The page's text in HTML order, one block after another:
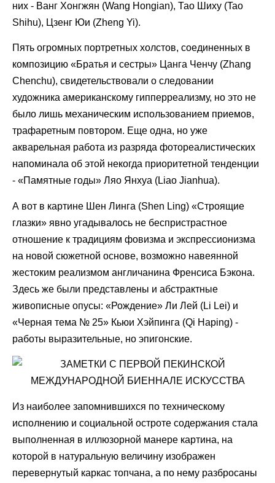
них - Ванг Хонгжян (Wang Hongian), Тао Шиху (Tao
Shihu), Цзенг Юи (Zheng Yi).
Пять огромных портретных холстов, соединенных в
композицию «Братья и сестры» Цанга Ченчу (Zhang
Chenchu), свидетельствовали о следовании
художника американскому гипперреализму, но это не
было лишь механическим использованием приемов,
трафаретным повтором. Еще одна, но уже
акварельная работа из разряда фотореалистических
напоминала об этой некогда приоритетной тенденции
- «Памятные годы» Ляо Янхуа (Liao Jianhua).
А вот в картине Шен Линга (Shen Ling) «Строящие
глазки» явно угадывалось не беспристрастное
отношение к традициям фовизма и экспрессионизма
на новой сюжетной основе, возможно навеянной
жестоким реализмом англичанина Френсиса Бэкона.
Здесь же были представлены и абстрактные
живописные опусы: «Рождение» Ли Лей (Li Lei) и
«Черная тема № 25» Кьюи Хэйпинга (Qi Haping) -
работы выразительные, но эпигонские.
Из наиболее запомнившихся по техническому
исполнению и социальной остроте содержания стала
выполненная в иллюзорной манере картина, на
которой в натуральную величину изображен
перевернутый каркас топчана, а по нему разбросаны